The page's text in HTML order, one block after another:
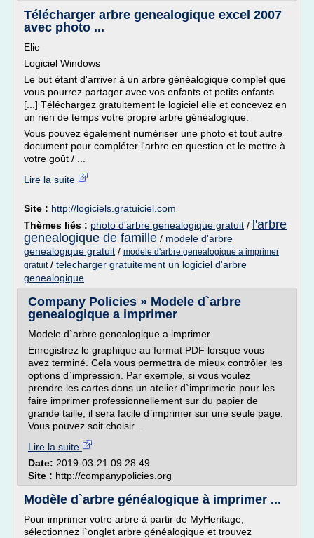
Télécharger arbre genealogique excel 2007
avec photo ...
Elie
Logiciel Windows
Le but étant d'arriver à un arbre généalogique complet que
vous pourrez partager avec vos enfants et petits enfants
[...] Téléchargez gratuitement le logiciel elie et concevez en
un rien de temps votre propre arbre généalogique.
Vous pouvez également numériser une photo et tout autre
document pour compléter l'arbre en question et le mettre à
votre goût / ...
Lire la suite
Site : http://logiciels.gratuiciel.com
Thèmes liés : photo d'arbre genealogique gratuit / l'arbre
genealogique de famille / modele d'arbre
genealogique gratuit / modele d'arbre genealogique a imprimer
gratuit/ telecharger gratuitement un logiciel d'arbre
genealogique
Company Policies » Modele d`arbre
genealogique a imprimer
Modele d`arbre genealogique a imprimer
Enregistrez le graphique au format PDF lorsque vous
avez terminé. Cela vous permettra de mieux contrôler les
options d`impression. Par exemple, si vous voulez
prendre les cartes dans un atelier d`imprimerie pour les
faire imprimer professionnellement sur du papier de
grande taille, il sera facile d`imprimer sur une seule page.
Vous pouvez soit choisir...
Lire la suite
Date: 2019-03-21 09:28:49
Site : http://companypolicies.org
Modèle d`arbre généalogique à imprimer ...
Pour imprimer votre arbre à partir de MyHeritage,
sélectionnez l`onglet arbre généalogique et trouvez